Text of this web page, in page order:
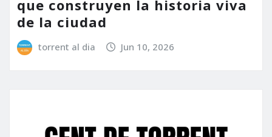
que construyen la historia viva
de la ciudad
torrent al dia Jun 10, 2026